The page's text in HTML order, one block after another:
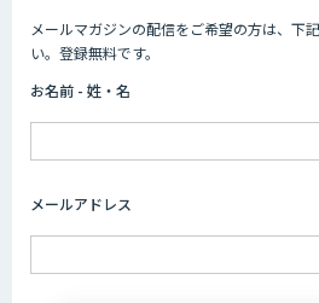
Asteria AIoT
画像解析・デ
AI開発・伴走支
メールマガジンの配信をご希望の方は、下
い。登録無料です。
お名前 - 姓・名
メールアドレス